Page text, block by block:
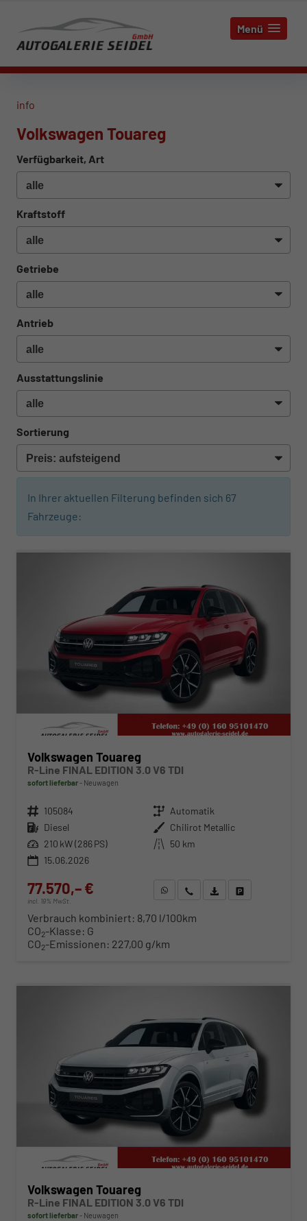
Menü
info
Volkswagen Touareg
Verfügbarkeit, Art
Kraftstoff
Getriebe
Antrieb
Ausstattungslinie
Sortierung
In Ihrer aktuellen Filterung befinden sich 67
Fahrzeuge:
ab 788,– € mtl.
Volkswagen Touareg
R-Line FINAL EDITION 3.0 V6 TDI
sofort lieferbar Neuwagen
Fahrzeugnr. 105084 Getriebe Automatik
Kraftstoff Diesel Außenfarbe Chilirot Metallic
Leistung 210 kW (286 PS) Kilometerstand 50 km
15.06.2026
77.570,– €
incl. 19% MwSt.
WhatsApp anfragen
Wir rufen Sie anFahrzeugexposé (PDF)
Verbrauch kombiniert: 8,70 l/100km
CO2-Klasse: G
CO2-Emissionen: 227,00 g/km
Volkswagen Touareg
R-Line FINAL EDITION 3.0 V6 TDI
sofort lieferbar Neuwagen